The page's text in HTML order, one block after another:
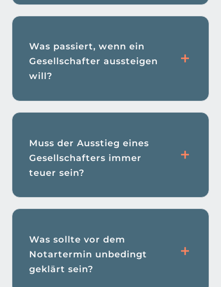
Was passiert, wenn ein
Gesellschafter aussteigen
will?
Muss der Ausstieg eines
Gesellschafters immer
teuer sein?
Was sollte vor dem
Notartermin unbedingt
geklärt sein?